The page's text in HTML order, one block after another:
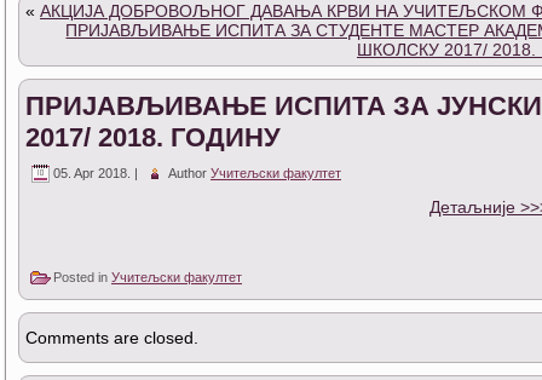
« АКЦИЈА ДОБРОВОЉНОГ ДАВАЊА КРВИ НА УЧИТЕЉСКОМ
ПРИЈАВЉИВАЊЕ ИСПИТА ЗА СТУДЕНТЕ МАСТЕР
ШКОЛСКУ 2017/
ПРИЈАВЉИВАЊЕ ИСПИТА ЗА
2017/ 2018. ГОДИНУ
05. Apr 2018. | Author Учитељски факултет
Детаљније
Posted in Учитељски факултет
Comments are closed.